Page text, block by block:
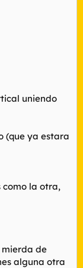
uniendo
(que ya estara
como la otra,
mierda de
alguna otra